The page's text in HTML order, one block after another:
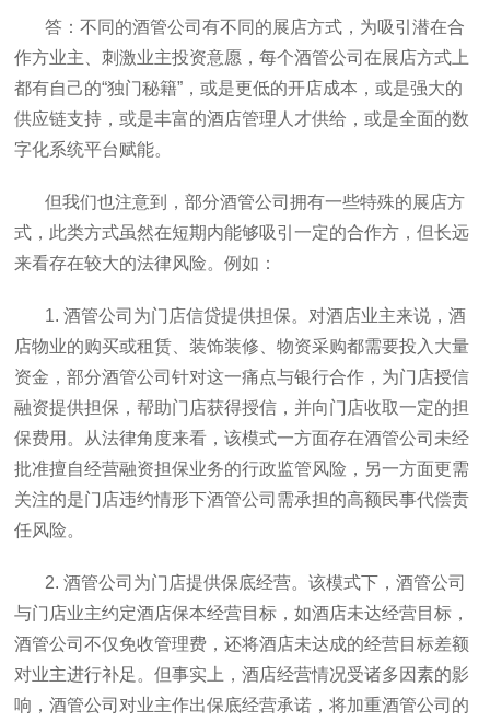
答：不同的酒管公司有不同的展店方式，为吸引潜在合
作方业主、刺激业主投资意愿，每个酒管公司在展店方式上
都有自己的“独门秘籍”，或是更低的开店成本，或是强大的
供应链支持，或是丰富的酒店管理人才供给，或是全面的数
字化系统平台赋能。
但我们也注意到，部分酒管公司拥有一些特殊的展店方
式，此类方式虽然在短期内能够吸引一定的合作方，但长远
来看存在较大的法律风险。例如：
1. 酒管公司为门店信贷提供担保。对酒店业主来说，酒
店物业的购买或租赁、装饰装修、物资采购都需要投入大量
资金，部分酒管公司针对这一痛点与银行合作，为门店授信
融资提供担保，帮助门店获得授信，并向门店收取一定的担
保费用。从法律角度来看，该模式一方面存在酒管公司未经
批准擅自经营融资担保业务的行政监管风险，另一方面更需
关注的是门店违约情形下酒管公司需承担的高额民事代偿责
任风险。
2. 酒管公司为门店提供保底经营。该模式下，酒管公司
与门店业主约定酒店保本经营目标，如酒店未达经营目标，
酒管公司不仅免收管理费，还将酒店未达成的经营目标差额
对业主进行补足。但事实上，酒店经营情况受诸多因素的影
响，酒管公司对业主作出保底经营承诺，将加重酒管公司的